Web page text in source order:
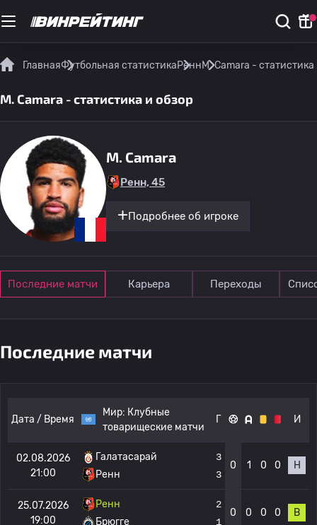
ГлавнаяФутбольная статистикаРеннM. Camara -
M. Camara - статистика и обзор
M. Camara
Ренн, 45
Подробнее об игроке
Последние матчи Карьера Переходы
Последние матчи
Дата / Время
Мир: Клубные
товарищеские матчи
Г И
02.08.2026
21:00
Галатасарай
Ренн
3
3
0 1 0 0 Н
25.07.2026
19:00
Ренн
Брюгге
2
1
0 0 0 0 В